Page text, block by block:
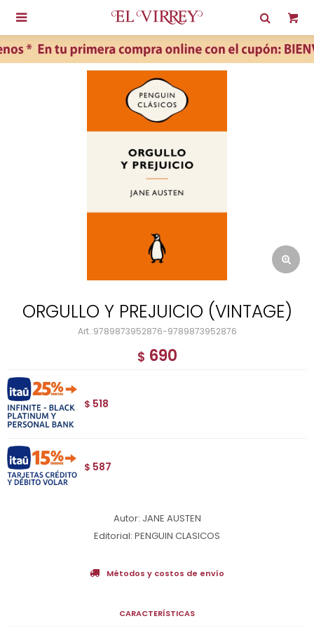

ORGULLO Y PREJUICIO (VINTAGE)
9789873952876-9789873952876
$ 690
$ 518
$ 587
Autor: JANE AUSTEN
Editorial: PENGUIN CLASICOS
Métodos y costos de envío
CARACTERÍSTICAS